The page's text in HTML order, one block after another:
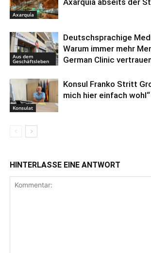
Axarquía
Aus dem
Geschäftsleben
Deutschsprachige
Warum immer mehr
German Clinic
Konsulat
Konsul Franko Stritt
mich hier einfach wohl“
HINTERLASSE EINE ANTWORT